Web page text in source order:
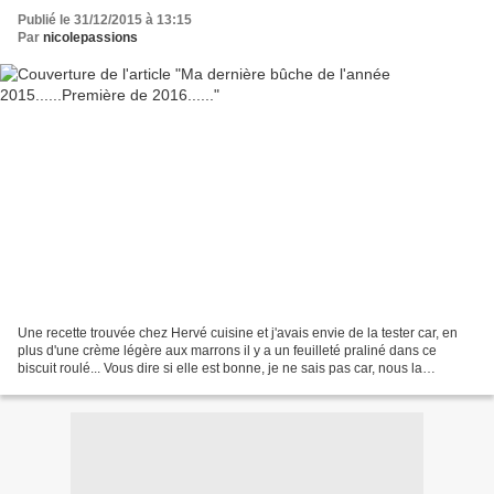
Publié le 31/12/2015 à 13:15
Par nicolepassions
Une recette trouvée chez Hervé cuisine et j'avais envie de la tester car, en
plus d'une crème légère aux marrons il y a un feuilleté praliné dans ce
biscuit roulé... Vous dire si elle est bonne, je ne sais pas car, nous la